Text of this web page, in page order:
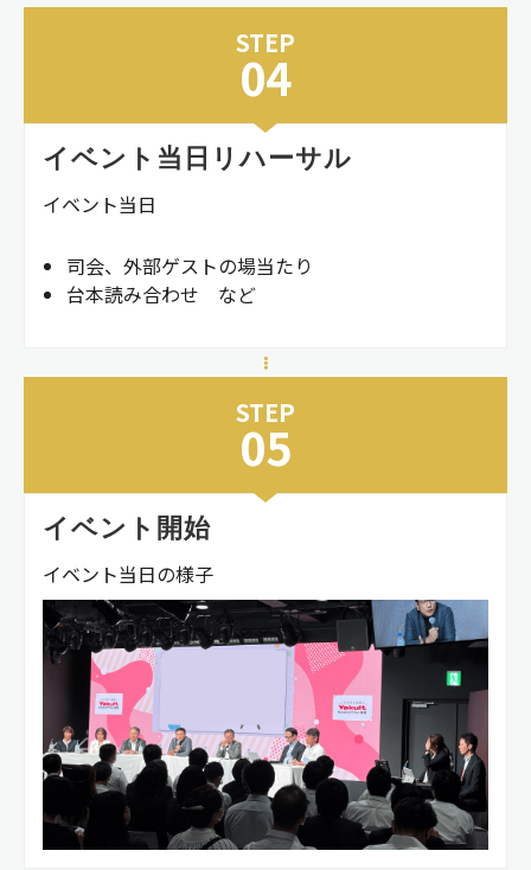
STEP
04
イベント当日リハーサル
イベント当日
司会、外部ゲストの場当たり
台本読み合わせ など
STEP
05
イベント開始
イベント当日の様子